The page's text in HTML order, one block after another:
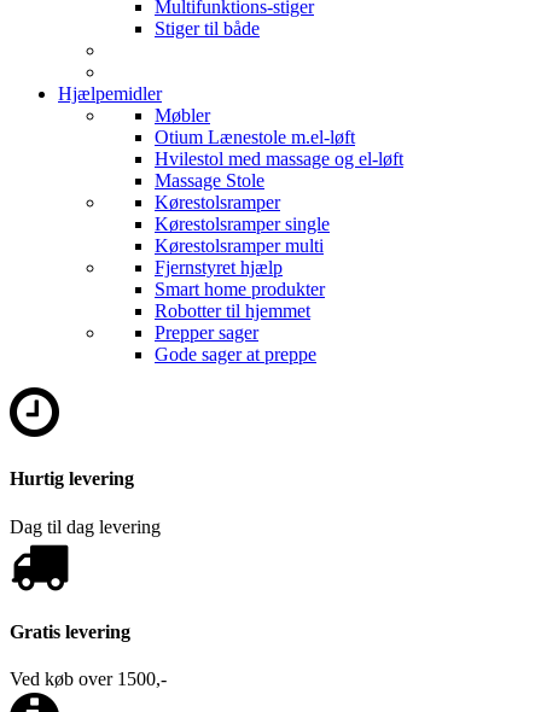
Multifunktions-stiger
Stiger til både
Hjælpemidler
Møbler
Otium Lænestole m.el-løft
Hvilestol med massage og el-løft
Massage Stole
Kørestolsramper
Kørestolsramper single
Kørestolsramper multi
Fjernstyret hjælp
Smart home produkter
Robotter til hjemmet
Prepper sager
Gode sager at preppe
Hurtig levering
Dag til dag levering
Gratis levering
Ved køb over 1500,-